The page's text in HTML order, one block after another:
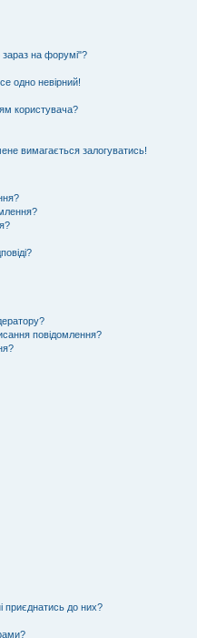
зараз на форумі"?
одно невірний!
користувача?
вимагається залогуватись!
повідомлення?
приєднатись до них?